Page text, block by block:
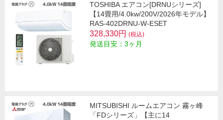
TOSHIBA エアコン[DRNUシリーズ]
【14畳用/4.0kw/200V/2026年モデル】
RAS-402DRNU-W-ESET
328,330円 (税込)
発送目安：3ヶ月
MITSUBISHI ルームエアコン 霧ヶ峰
「FDシリーズ」【主に14